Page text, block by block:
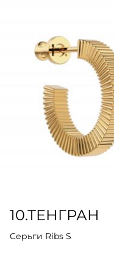
10.ТЕНГРАН
Cерьги Ribs S